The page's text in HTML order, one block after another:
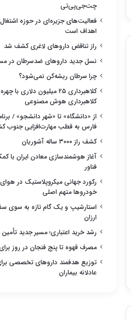
چت‌جی‌پی‌تی
فعالیت‌های جزیره‌ای در حوزه
اهداف است
راز تناقض داروهای لاغری کشف شد
نسل جدید داروهای ضدسرطان در
چرا سرطان ریشه‌کن نمی‌شود؟
کلاهبرداری ۲۵ میلیون
کلاهبرداری هوش مصنوعی
از «دانشگاه» تا «شهر دانشجو» /
فارس به قطب مهارت‌افزایی جنوب
کشف راز ۳۰۰۰ ساله آشوریان
آغاز هوشمندسازی معادن ایران با
فناور
رکورد جهانی میکروپلاستیک در
خودروها متهم اصلی
استارشیپ و یک گام تازه به سوی
ارزان
رشد خرید اعتباری؛ مسیر جدید تأمین
مصرف قهوه تا پنج فنجان در روز
توزیع هدفمند داروهای تخصصی
عادلانه بیماران